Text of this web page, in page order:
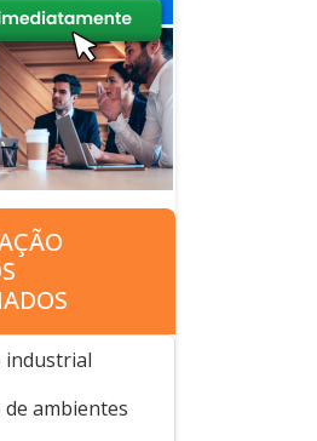
industrial
de ambientes